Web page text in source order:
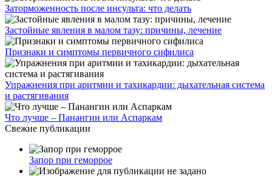
Заторможенность после инсульта: что делать
Застойные явления в малом тазу: причины, лечение
Признаки и симптомы первичного сифилиса
Упражнения при аритмии и тахикардии: дыхательная система
и растягивания
Что лучше – Панангин или Аспаркам
Свежие публикации
Запор при геморрое